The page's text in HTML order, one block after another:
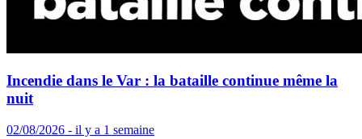
Incendie dans le Var : la bataille continue même la
nuit
02/08/2026 - il y a 1 semaine